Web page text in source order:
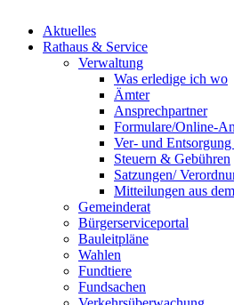
Aktuelles
Rathaus & Service
Verwaltung
Was erledige ich wo
Ämter
Ansprechpartner
Formulare/Online-
Ver- und
Steuern & Gebühren
Satzungen/
Mitteilungen aus
Gemeinderat
Bürgerserviceportal
Bauleitpläne
Wahlen
Fundtiere
Fundsachen